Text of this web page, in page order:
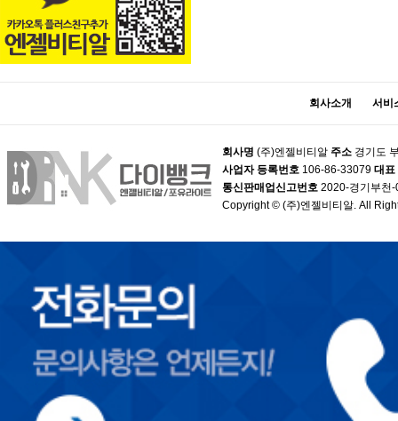
회사소개 서비
회사명 (주)엔젤비티알 주소 경기도
사업자 등록번호 106-86-33079 대표
통신판매업신고번호 2020-경기부천
Copyright © (주)엔젤비티알. All